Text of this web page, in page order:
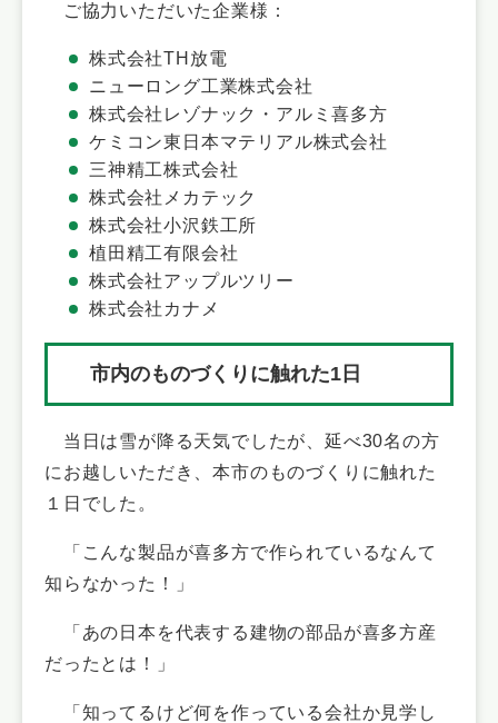
ご協力いただいた企業様：
株式会社TH放電
ニューロング工業株式会社
株式会社レゾナック・アルミ喜多方
ケミコン東日本マテリアル株式会社
三神精工株式会社
株式会社メカテック
株式会社小沢鉄工所
植田精工有限会社
株式会社アップルツリー
株式会社カナメ
市内のものづくりに触れた1日
当日は雪が降る天気でしたが、延べ30名の方
にお越しいただき、本市のものづくりに触れた
１日でした。
「こんな製品が喜多方で作られているなんて
知らなかった！」
「あの日本を代表する建物の部品が喜多方産
だったとは！」
「知ってるけど何を作っている会社か見学し